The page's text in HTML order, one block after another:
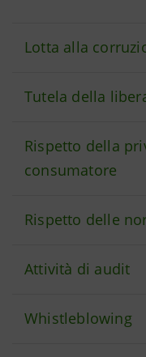
Lotta alla
Tutela della
Rispetto della
consumatore
Rispetto delle
Attività di audit
Whistleblowing